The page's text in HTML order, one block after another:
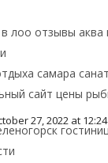
лоо отзывы аква
самара
сайт цены
27, 2022 at